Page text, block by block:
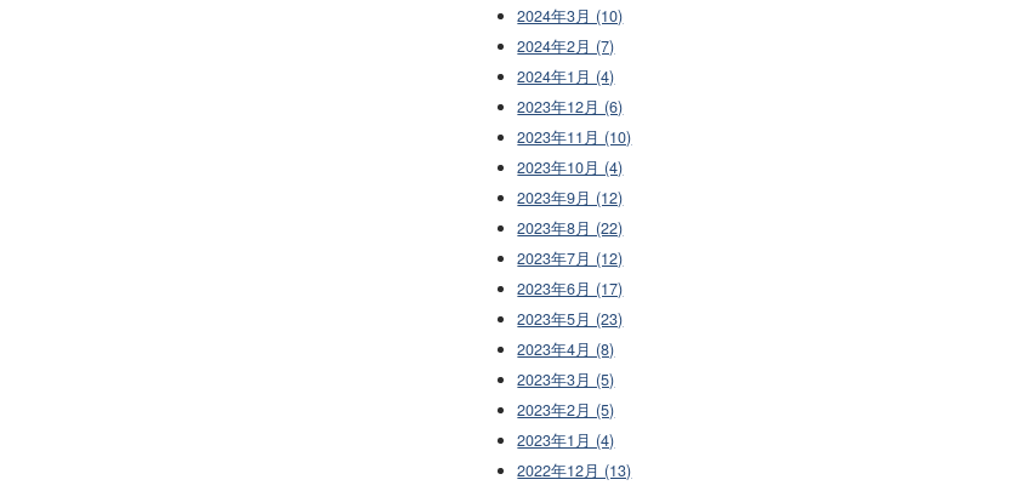
2024年3月 (10)
2024年2月 (7)
2024年1月 (4)
2023年12月 (6)
2023年11月 (10)
2023年10月 (4)
2023年9月 (12)
2023年8月 (22)
2023年7月 (12)
2023年6月 (17)
2023年5月 (23)
2023年4月 (8)
2023年3月 (5)
2023年2月 (5)
2023年1月 (4)
2022年12月 (13)